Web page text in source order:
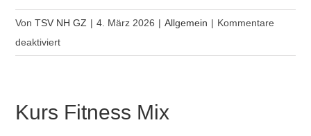
VonTSV NH GZ | 4. März 2026 | Allgemein | Kommentare
deaktiviertfür
Kurs Fitness Mix